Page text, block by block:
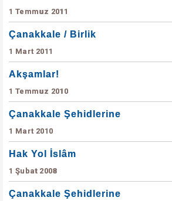
1 Temmuz 2011
Çanakkale / Birlik
1 Mart 2011
Akşamlar!
1 Temmuz 2010
Çanakkale Şehidlerine
1 Mart 2010
Hak Yol İslâm
1 Şubat 2008
Çanakkale Şehidlerine